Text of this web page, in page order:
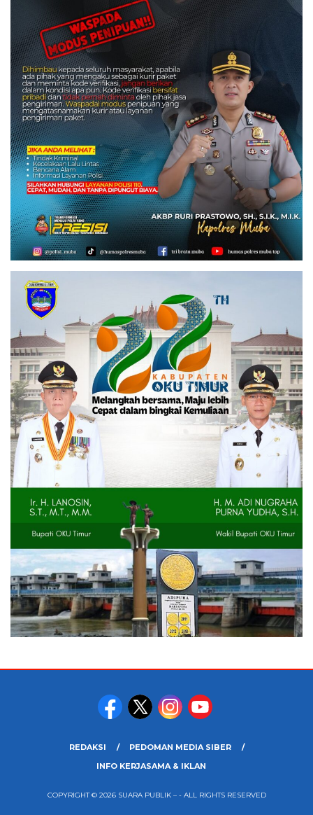
REDAKSI
PEDOMAN MEDIA SIBER
INFO KERJASAMA & IKLAN
COPYRIGHT © 2026 SUARA PUBLIK – - ALL RIGHTS RESERVED